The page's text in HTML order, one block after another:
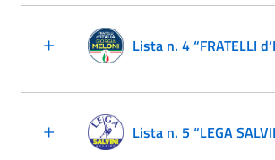
Lista n. 4 “FRATELLI
Lista n. 5 “LEGA